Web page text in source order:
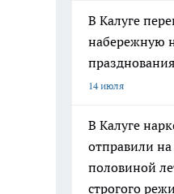
В Калуге
набережную
14 июля
В Калуге
отправили на
половиной
строгого